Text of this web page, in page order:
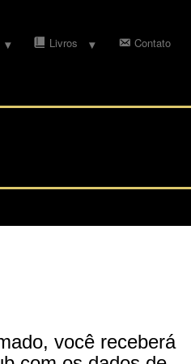
Livros Contato
você receberá